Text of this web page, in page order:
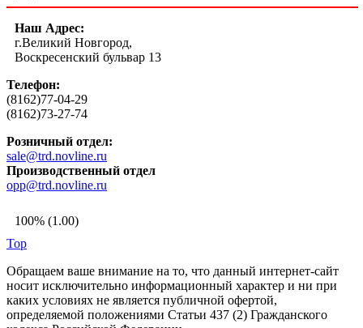
Наш Адрес:
г.Великий Новгород,
Воскресенский бульвар 13
Телефон:
(8162)77-04-29
(8162)73-27-74
Розничный отдел:
sale@trd.novline.ru
Производственный отдел
opp@trd.novline.ru
100% (1.00)
Top
Обращаем ваше внимание на то, что данный интернет-сайт
носит исключительно информационный характер и ни при
каких условиях не является публичной офертой,
определяемой положениями Статьи 437 (2) Гражданского